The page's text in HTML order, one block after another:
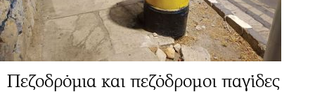
Πεζοδρόμια και πεζόδρομοι παγίδες